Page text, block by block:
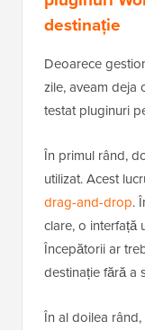
destinație
Deoarece
zile, aveam deja
testat pluginuri
În primul rând,
utilizat. Acest
drag-and-drop.
clare, o interfață
Începătorii ar
destinație fără a
În al doilea